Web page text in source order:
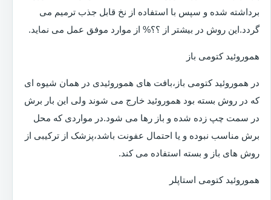
برداشته شده و سپس با استفاده از نخ قابل جذب ترمیم می
گردد.این روش در بیشتر از ؟؟% از موارد موفق عمل می نماید.
هموروئید کتومی باز
در هموروئید کتومی باز،بافت های هموروئیدی در همان شیوه ای
که در روش بسته بود هموروئید خارج می شوند ولی این بار برش
در سمت چپ زده شده و باز رها می شود.در مواردی که محل
برش مناسب نبوده و یا احتمال عفونت باشد،پزشک از ترکیبی از
روش های باز و بسته استفاده می کند.
هموروئید کتومی استاپلر